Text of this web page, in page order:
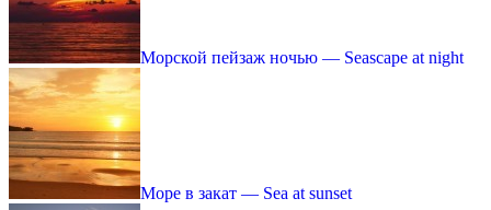
Морской пейзаж ночью — Seascape at night
Море в закат — Sea at sunset